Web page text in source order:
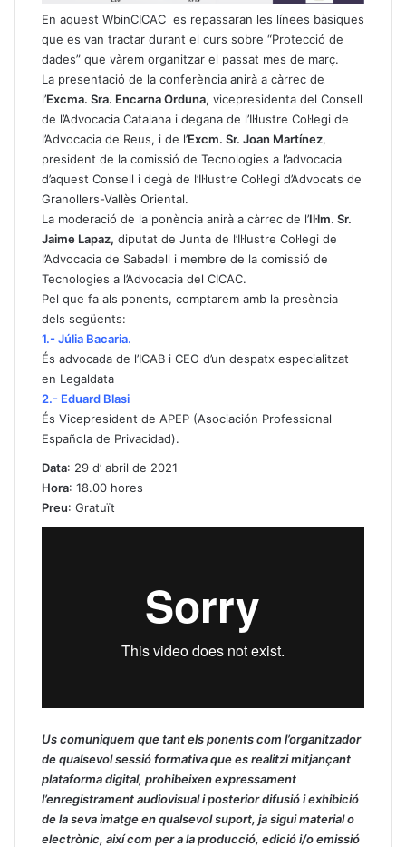
En aquest WbinCICAC es repassaran les línees bàsiques
que es van tractar durant el curs sobre “Protecció de
dades” que vàrem organitzar el passat mes de març.
La presentació de la conferència anirà a càrrec de
l’Excma. Sra. Encarna Orduna, vicepresidenta del Consell
de l’Advocacia Catalana i degana de l’Il·lustre Col·legi de
l’Advocacia de Reus, i de l’Excm. Sr. Joan Martínez,
president de la comissió de Tecnologies a l’advocacia
d’aquest Consell i degà de l’Il·lustre Col·legi d’Advocats de
Granollers-Vallès Oriental.
La moderació de la ponència anirà a càrrec de l’Il·lm. Sr.
Jaime Lapaz, diputat de Junta de l’Il·lustre Col·legi de
l’Advocacia de Sabadell i membre de la comissió de
Tecnologies a l’Advocacia del CICAC.
Pel que fa als ponents, comptarem amb la presència
dels següents:
1.- Júlia Bacaria.
És advocada de l’ICAB i CEO d’un despatx especialitzat
en Legaldata
2.- Eduard Blasi
És Vicepresident de APEP (Asociación Professional
Española de Privacidad).
Data: 29 d’ abril de 2021
Hora: 18.00 hores
Preu: Gratuït
Us comuniquem que tant els ponents com l’organitzador
de qualsevol sessió formativa que es realitzi mitjançant
plataforma digital, prohibeixen expressament
l’enregistrament audiovisual i posterior difusió i exhibició
de la seva imatge en qualsevol suport, ja sigui material o
electrònic, així com per a la producció, edició i/o emissió